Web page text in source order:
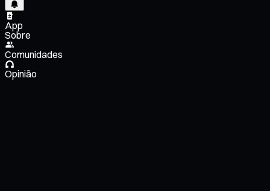
App
Sobre
Comunidades
Opinião